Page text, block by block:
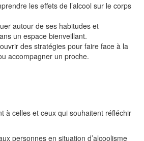
les effets de l’alcool sur le corps
autour de ses habitudes et
un espace bienveillant.
des stratégies pour faire face à la
accompagner un proche.
à celles et ceux qui souhaitent réfléchir
personnes en situation d’alcoolisme